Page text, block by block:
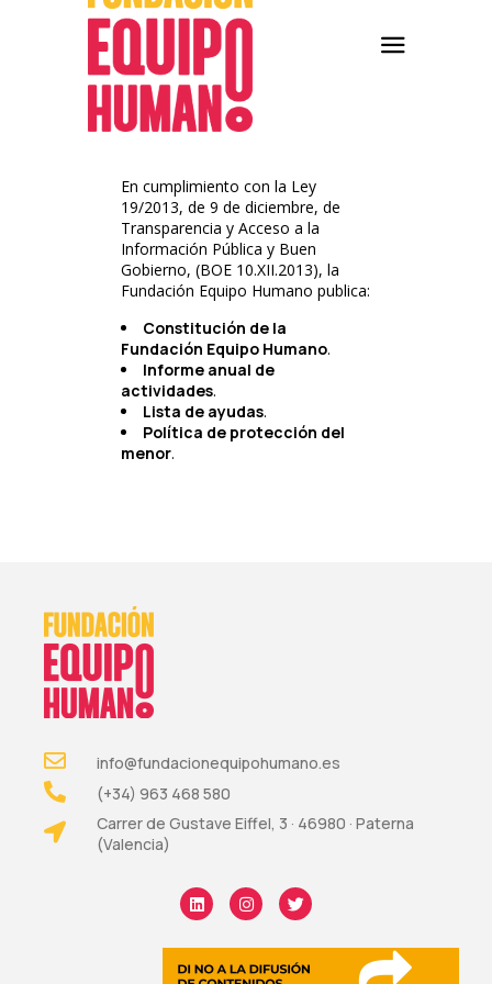
En cumplimiento con la Ley
19/2013, de 9 de diciembre, de
Transparencia y Acceso a la
Información Pública y Buen
Gobierno, (BOE 10.XII.2013), la
Fundación Equipo Humano publica:
Constitución de la
Fundación Equipo Humano.
Informe anual de
actividades.
Lista de ayudas.
Política de protección del
menor.
info@fundacionequipohumano.es
(+34) 963 468 580
Carrer de Gustave Eiffel, 3 · 46980 · Paterna
(Valencia)